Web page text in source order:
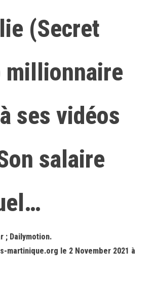
(Secret
millionnaire
ses vidéos
salaire
; Dailymotion.
martinique.org le 2 November 2021 à